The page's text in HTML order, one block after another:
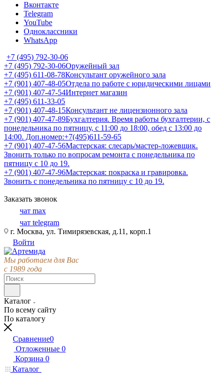
Вконтакте
Telegram
YouTube
Одноклассники
WhatsApp
+7 (495) 792-30-06
+7 (495) 792-30-06Оружейный зал
+7 (495) 611-08-78Консультант оружейного зала
+7 (901) 407-48-05Отдела по работе с юридическими лицами
+7 (901) 407-47-54Интернет магазин
+7 (495) 611-33-05
+7 (901) 407-48-15Консультант не лицензионного зала
+7 (901) 407-47-89Бухгалтерия. Время работы бухгалтерии, с
понедельника по пятницу, с 11:00 до 18:00, обед с 13:00 до
14:00. Доп.номер:+7(495)611-59-65
+7 (901) 407-47-56Мастерская: слесарь/мастер-ложевщик.
Звонить только по вопросам ремонта с понедельника по
пятницу с 10 до 19.
+7 (901) 407-47-96Мастерская: покраска и гравировка.
Звонить с понедельника по пятницу с 10 до 19.
Заказать звонок
чат max
чат telegram
г. Москва, ул. Тимирязевская, д.11, корп.1
Войти
Мы работаем для Вас
с 1989 года
Каталог
По всему сайту
По каталогу
Сравнение0
Отложенные 0
Корзина 0
Каталог